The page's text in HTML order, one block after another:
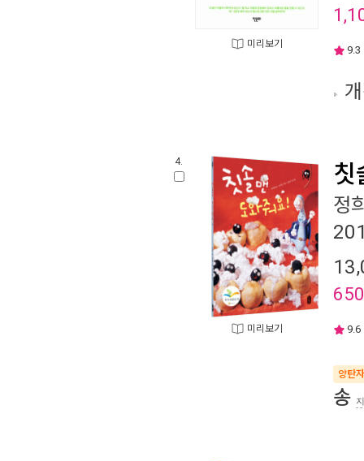
미리보기 9.3
4.
미리보기
칫
정
650
9.6
양탄
송